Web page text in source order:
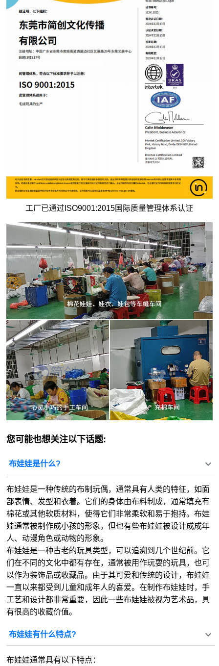
工厂已通过ISO9001:2015国际质量管理体系认证
您可能也想关注以下话题:
布娃娃是什么?
布娃娃是一种传统的布制玩偶，通常具有人类的特征，如面
部表情、发型和衣着。它们的身体由布料制成，通常填充有
棉花或其他软质材料，使得它们非常柔软和易于抱持。布娃
娃通常被制作成小孩的形象，但也有些布娃娃被设计成成年
人、动漫角色或动物的形象。
布娃娃是一种古老的玩具类型，可以追溯到几个世纪前。它
们在不同的文化中都有存在，通常被用作玩耍的玩具，也可
以作为装饰品或收藏品。由于其可爱和传统的设计，布娃娃
一直以来都受到儿童和成年人的喜爱。在制作布娃娃时，手
工艺和设计都非常重要，因此一些布娃娃被视为艺术品，具
有很高的收藏价值。
布娃娃有什么特点?
布娃娃通常具有以下特点：